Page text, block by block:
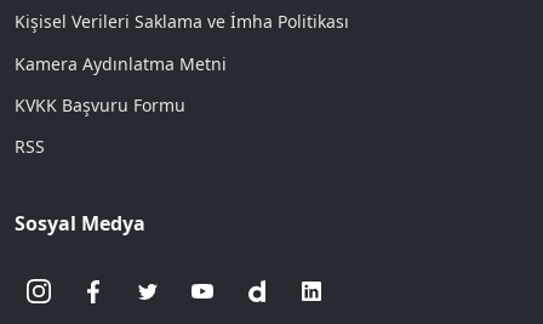
Kişisel Verileri Saklama ve İmha Politikası
Kamera Aydınlatma Metni
KVKK Başvuru Formu
RSS
Sosyal Medya